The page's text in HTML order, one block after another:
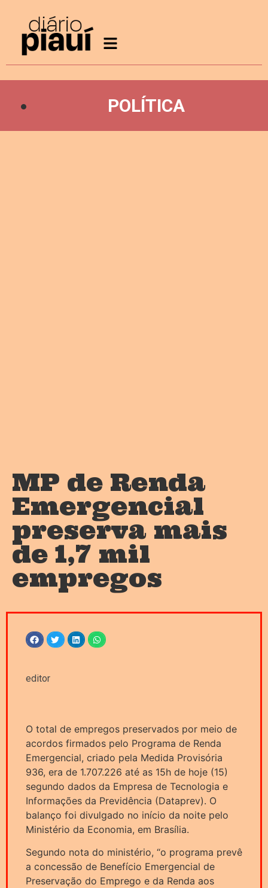
POLÍTICA
MP de Renda
Emergencial
preserva mais
de 1,7 mil
empregos
editor
O total de empregos preservados por meio de
acordos firmados pelo Programa de Renda
Emergencial, criado pela Medida Provisória
936, era de 1.707.226 até as 15h de hoje (15)
segundo dados da Empresa de Tecnologia e
Informações da Previdência (Dataprev). O
balanço foi divulgado no início da noite pelo
Ministério da Economia, em Brasília.
Segundo nota do ministério, “o programa prevê
a concessão de Benefício Emergencial de
Preservação do Emprego e da Renda aos